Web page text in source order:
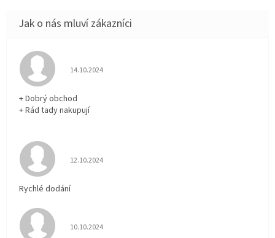
Hodnocení obchodu je 5 z 5 hvězdiček.
14.10.2024
+ Dobrý obchod
+ Rád tady nakupují
Hodnocení obchodu je 5 z 5 hvězdiček.
12.10.2024
Rychlé dodání
Hodnocení obchodu je 5 z 5 hvězdiček.
10.10.2024